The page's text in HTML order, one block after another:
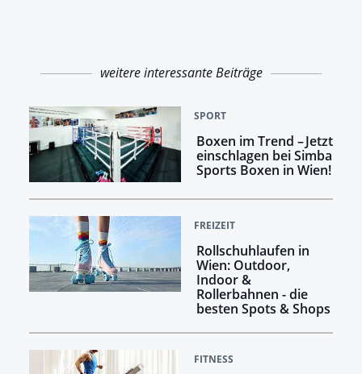
weitere interessante Beiträge
SPORT
Boxen im Trend – Jetzt
einschlagen bei Simba
Sports Boxen in Wien!
FREIZEIT
Rollschuhlaufen in
Wien: Outdoor,
Indoor &
Rollerbahnen - die
besten Spots & Shops
FITNESS